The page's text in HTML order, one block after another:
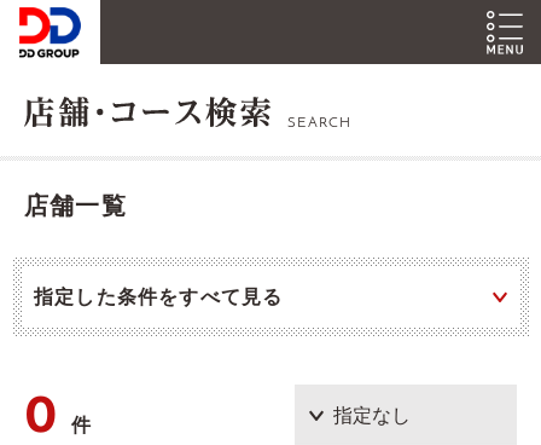
SEARCH
店舗一覧
指定した条件をすべて見る
0件